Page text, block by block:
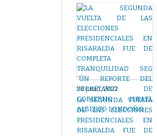
20 junio, 2022
LA SEGUNDA VUELTA
DE LAS ELECCIONES
PRESIDENCIALES EN
RISARALDA FUE DE